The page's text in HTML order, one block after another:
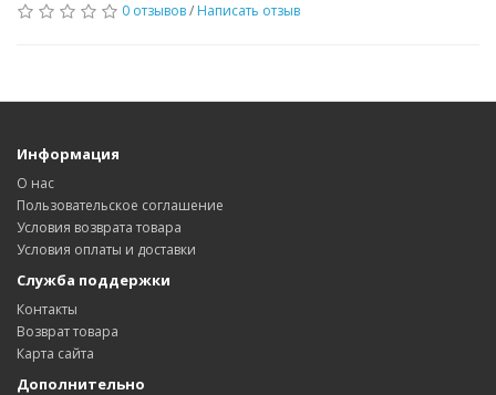
0 отзывов/ Написать отзыв
Информация
О нас
Пользовательское соглашение
Условия возврата товара
Условия оплаты и доставки
Служба поддержки
Контакты
Возврат товара
Карта сайта
Дополнительно